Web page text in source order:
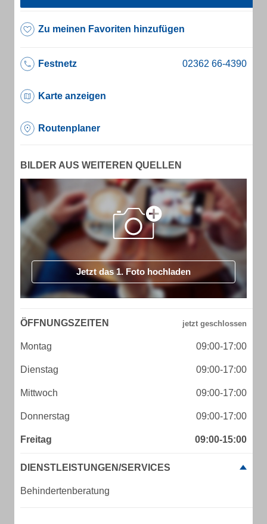
Zu meinen Favoriten hinzufügen
Festnetz
Karte anzeigen
Routenplaner
BILDER AUS WEITEREN QUELLEN
Jetzt das 1. Foto hochladen
ÖFFNUNGSZEITEN
Montag 09:00-17:00
Dienstag 09:00-17:00
Mittwoch 09:00-17:00
Donnerstag 09:00-17:00
Freitag 09:00-15:00
DIENSTLEISTUNGEN/SERVICES
Behindertenberatung